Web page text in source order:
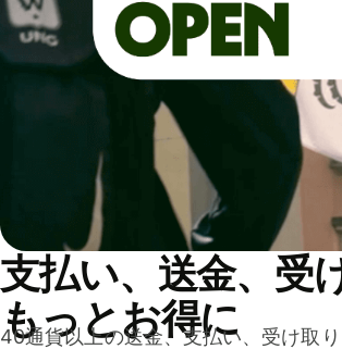
支払い、送金、受
もっとお得に
40通貨以上の送金、支払い、受け取